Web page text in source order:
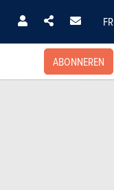
FR
ABONNEREN